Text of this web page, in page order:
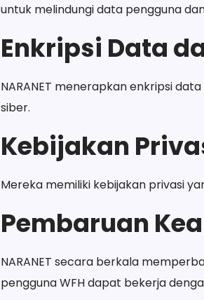
untuk melindungi data pengguna
Enkripsi Data
NARANET menerapkan enkripsi
siber.
Kebijakan
Mereka memiliki kebijakan privasi
Pembaruan
NARANET secara berkala
pengguna WFH dapat bekerja